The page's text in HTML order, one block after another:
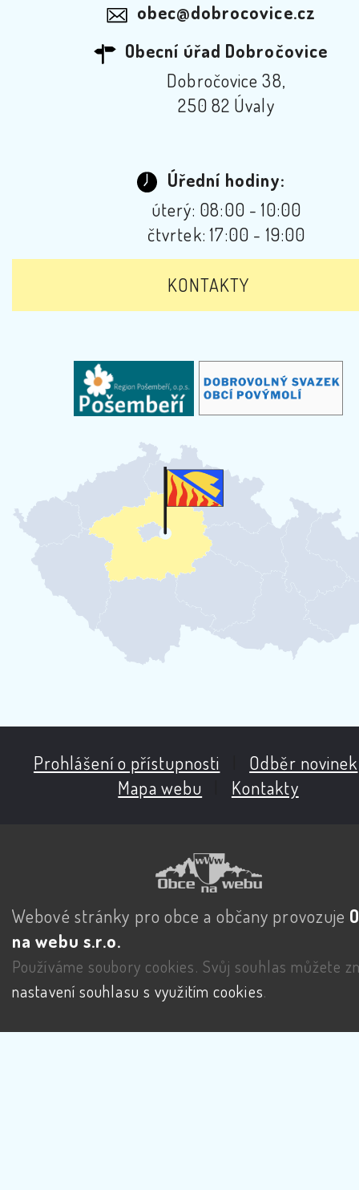
obec@dobrocovice.cz
Obecní úřad Dobročovice
Dobročovice 38,
250 82 Úvaly
Úřední hodiny:
úterý: 08:00 - 10:00
čtvrtek: 17:00 - 19:00
KONTAKTY
Prohlášení o přístupnosti Odběr novinek
Mapa webu
Kontakty
Webové stránky pro obce a občany provozuje
na webu s.r.o.
Používáme soubory cookies. Svůj souhlas můžete
nastavení souhlasu s využitím cookies.